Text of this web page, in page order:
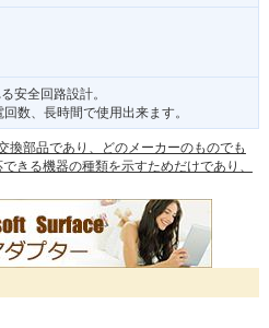
安全回路設計。
数、長時間で使用出来ます。
換部品であり、どのメーカーのものでも
きる機器の種類を示すためだけであり、